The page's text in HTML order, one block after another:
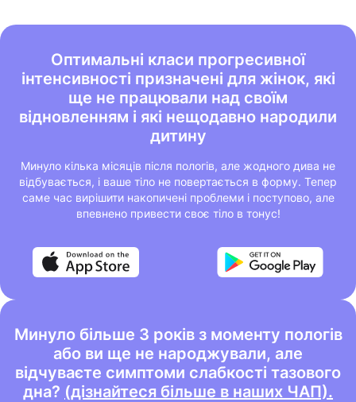
Оптимальні класи прогресивної
інтенсивності призначені для жінок, які
ще не працювали над своїм
відновленням і які нещодавно народили
дитину
Минуло кілька місяців після пологів, але жодного дива не
відбувається, і ваше тіло не повертається в форму. Тепер
саме час вирішити накопичені проблеми і поступово, але
впевнено привести своє тіло в тонус!
Минуло більше 3 років з моменту пологів
або ви ще не народжували, але
відчуваєте симптоми слабкості тазового
дна? (дізнайтеся більше в наших ЧАП).